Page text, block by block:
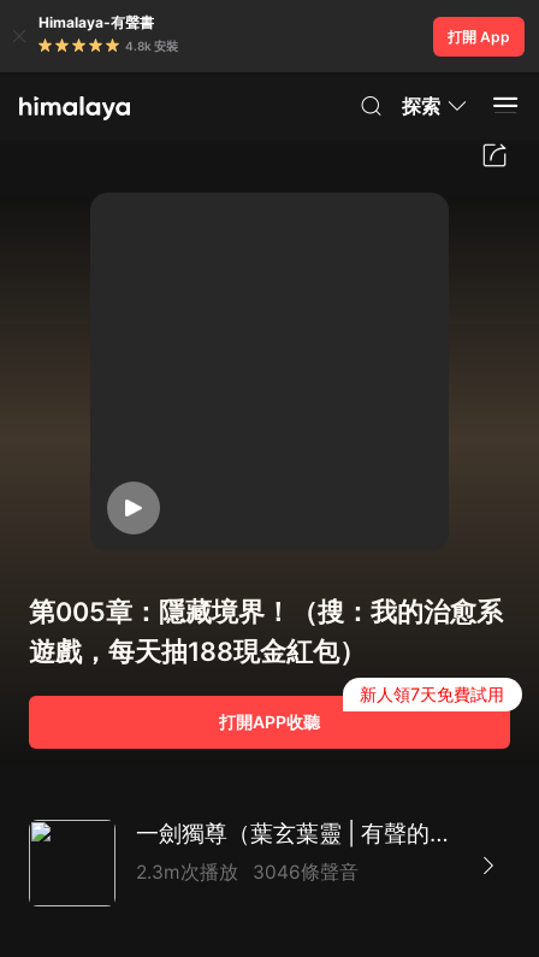
Himalaya-有聲書
4.8k 安裝
打開 App
探索
第005章：隱藏境界！（搜：我的治愈系
遊戲，每天抽188現金紅包）
打開APP收聽
新人領7天免費試用
一劍獨尊（葉玄葉靈 | 有聲的紫襟 | 男女雙播）|北劍江湖
2.3m次播放 3046條聲音